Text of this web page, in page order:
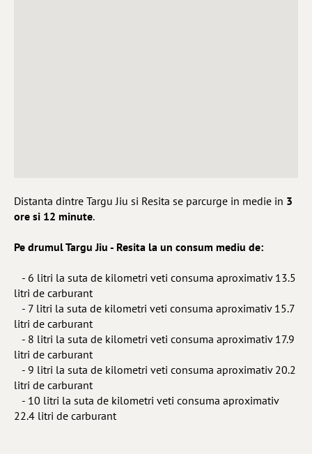
Distanta dintre Targu Jiu si Resita se parcurge in medie in 3
ore si 12 minute.
Pe drumul Targu Jiu - Resita la un consum mediu de:
- 6 litri la suta de kilometri veti consuma aproximativ 13.5
litri de carburant
- 7 litri la suta de kilometri veti consuma aproximativ 15.7
litri de carburant
- 8 litri la suta de kilometri veti consuma aproximativ 17.9
litri de carburant
- 9 litri la suta de kilometri veti consuma aproximativ 20.2
litri de carburant
- 10 litri la suta de kilometri veti consuma aproximativ
22.4 litri de carburant